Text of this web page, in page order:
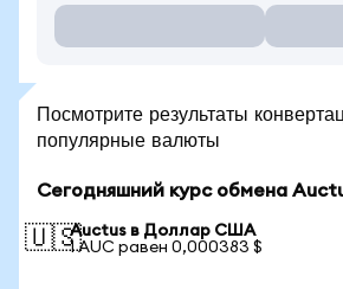
Посмотрите результаты
популярные валюты
Сегодняшний курс обмена
🇺🇸Auctus в Доллар США
1 AUC равен 0,000383 $